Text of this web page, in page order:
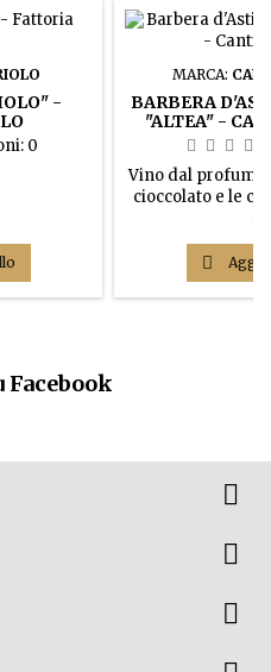
-
0
MARCA:
BARBERA
"ALTEA" -
Vino dal profumo
cioccolato e le
piacevolmente
pieno

Facebook


